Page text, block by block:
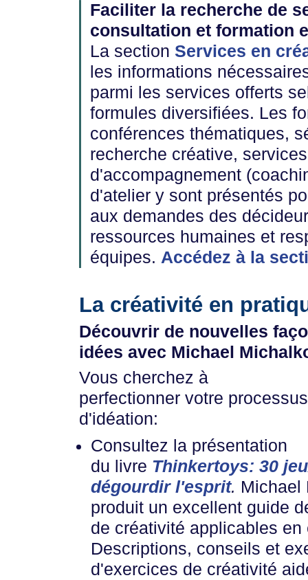
Faciliter la recherche de
consultation et formation
La section Services en
les informations
parmi les services offerts
formules diversifiées. Les
conférences thématiques,
recherche créative, services
d'accompagnement
d'atelier y sont présentés
aux demandes des
ressources humaines et
équipes.Accédez à la
La créativité en
Découvrir de nouvelles
idées avec Michael
Vous cherchez à
perfectionner votre processus
d'idéation:
Consultez la présentation
du livre Thinkertoys: 30
dégourdir l'esprit. Michael
produit un excellent guide
de créativité applicables en
Descriptions, conseils et
d'exercices de créativité